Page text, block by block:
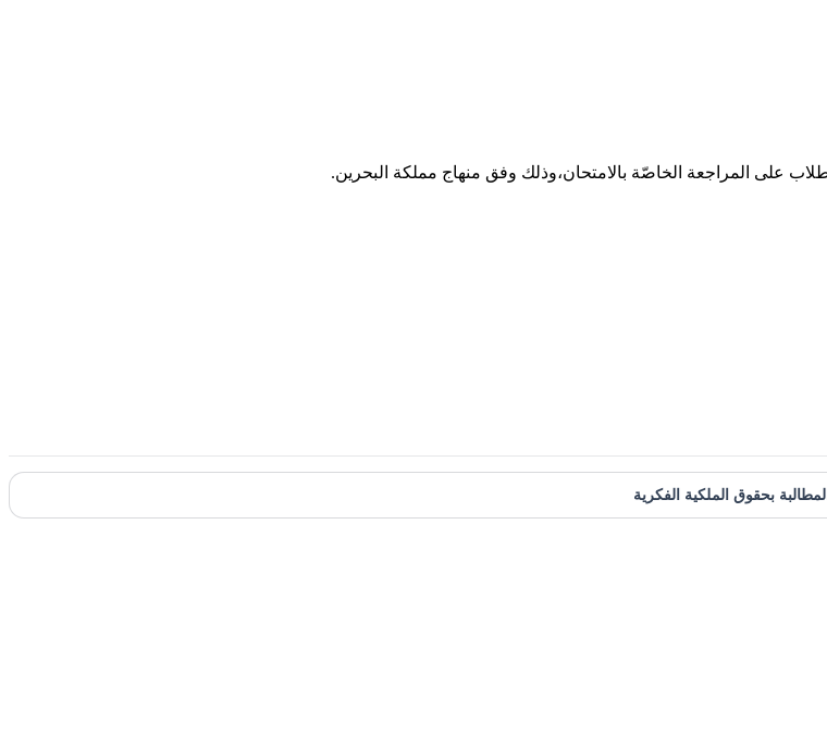
المطالبة بحقوق الملكية الفكرية